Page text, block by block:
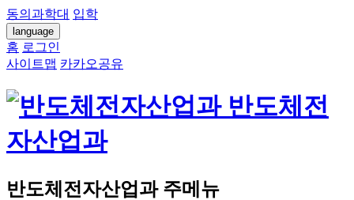
동의과학대 입학
language
홈 로그인
사이트맵 카카오공유
반도체전
자산업과
반도체전자산업과 주메뉴